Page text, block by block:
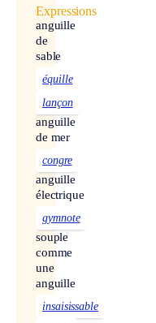
Expressions
anguille
de
sable
équille
lançon
anguille
de mer
congre
anguille
électrique
gymnote
souple
comme
une
anguille
insaisissable